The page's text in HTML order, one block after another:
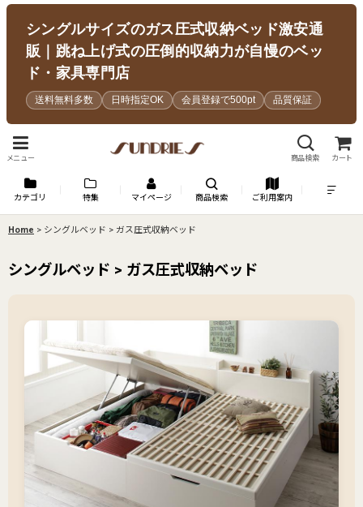
シングルサイズのガス圧式収納ベッド激安通
販｜跳ね上げ式の圧倒的収納力が自慢のベッ
ド・家具専門店
送料無料多数 日時指定OK 会員登録で500pt 品質保証
メニュー 商品検索 カート
カテゴリ 特集 マイページ 商品検索 ご利用案内
Home > シングルベッド > ガス圧式収納ベッド
シングルベッド > ガス圧式収納ベッド